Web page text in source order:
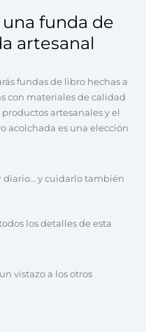
funda de
artesanal
fundas de libro hechas a
con materiales de calidad
artesanales y el
acolchada es una elección
diario… y cuidarlo también
los detalles de esta
vistazo a los otros